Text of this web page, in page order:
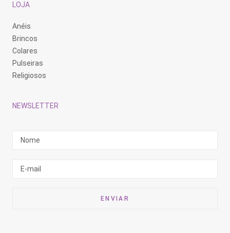
LOJA
Anéis
Brincos
Colares
Pulseiras
Religiosos
NEWSLETTER